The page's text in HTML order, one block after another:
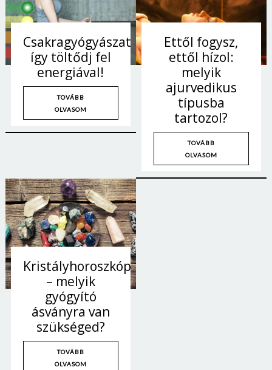
Csakragyógyászat:
így töltődj fel
energiával!
TOVÁBB
OLVASOM
Ettől fogysz,
ettől hízol:
melyik
ajurvedikus
típusba
tartozol?
TOVÁBB
OLVASOM
Kristályhoroszkóp
– melyik
gyógyító
ásványra van
szükséged?
TOVÁBB
OLVASOM
Jelszó
Mégse Bejelentkezés